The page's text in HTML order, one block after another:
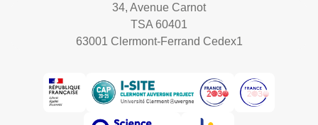
34, Avenue Carnot
TSA 60401
63001 Clermont-Ferrand Cedex1